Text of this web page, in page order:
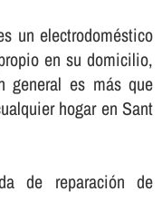
un electrodoméstico
en su domicilio,
general es más que
hogar en Sant
de reparación de